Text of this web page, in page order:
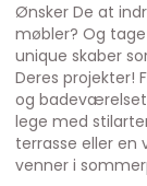
Ønsker De at
møbler? Og
unique skaber
Deres projekter!
og badeværelset
lege med
terrasse eller en
venner i